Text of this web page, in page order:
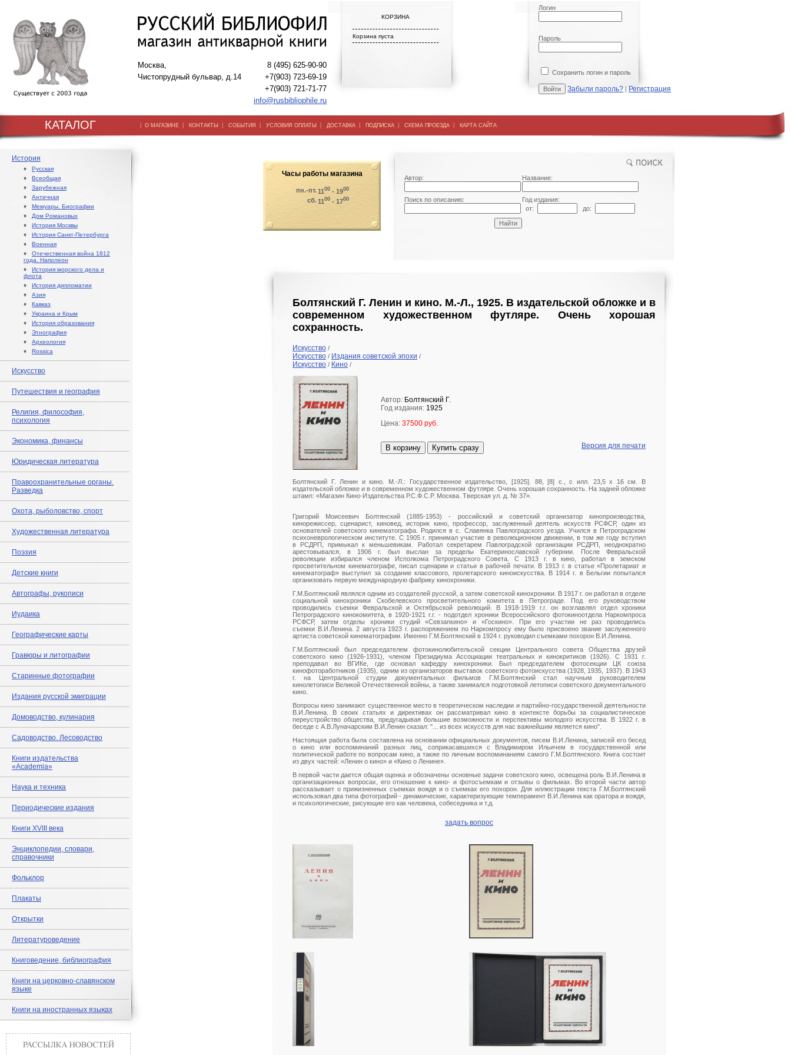
Москва,
Чистопрудный бульвар, д.14
8 (495) 625-90-90
+7(903) 723-69-19
+7(903) 721-71-77
info@rusbibliophile.ru
КОРЗИНА
Корзина пуста
Логин
Пароль
Сохранить логин и пароль
Забыли пароль? | Регистрация
КАТАЛОГ | О МАГАЗИНЕ | КОНТАКТЫ | СОБЫТИЯ | УСЛОВИЯ ОПЛАТЫ | ДОСТАВКА | ПОДПИСКА | СХЕМА ПРОЕЗДА | КАРТА САЙТА
История
♦ Русская
♦ Всеобщая
♦ Зарубежная
♦ Античная
♦ Мемуары. Биографии
♦ Дом Романовых
♦ История Москвы
♦ История Санкт-Петербурга
♦ Военная
♦ Отечественная война 1812
года. Наполеон
♦ История морского дела и
флота
♦ История дипломатии
♦ Азия
♦ Кавказ
♦ Украина и Крым
♦ История образования
♦ Этнография
♦ Археология
♦ Rossica
Искусство
Путешествия и география
Религия, философия,
психология
Экономика, финансы
Юридическая литература
Правоохранительные органы.
Разведка
Охота, рыболовство, спорт
Художественная литература
Поэзия
Детские книги
Автографы, рукописи
Иудаика
Географические карты
Гравюры и литографии
Старинные фотографии
Издания русской эмиграции
Домоводство, кулинария
Садоводство. Лесоводство
Книги издательства
«Academia»
Наука и техника
Периодические издания
Книги XVIII века
Энциклопедии, словари,
справочники
Фольклор
Плакаты
Открытки
Литературоведение
Книговедение, библиография
Книги на церковно-славянском
языке
Книги на иностранных языках
Часы работы магазина
пн.-пт.1100 - 1900
сб.1100 - 1700
Автор: Название:
Поиск по описанию:
Год издания:
от:
до:
Болтянский Г. Ленин и кино. М.-Л., 1925. В издательской обложке и в
современном художественном футляре. Очень хорошая
сохранность.
Искусство /
Искусство / Издания советской эпохи /
Искусство / Кино /
Автор: Болтянский Г.
Год издания: 1925
Цена: 37500 руб.
В корзину Купить сразу Версия для печати
Болтянский Г. Ленин и кино. М.-Л.: Государственное издательство, [1925]. 88, [8] с., с илл. 23,5 х 16 см. В
издательской обложке и в современном художественном футляре. Очень хорошая сохранность. На задней обложке
штамп: «Магазин Кино-Издательства Р.С.Ф.С.Р. Москва. Тверская ул. д. № 37».
Григорий Моисеевич Болтянский (1885-1953) - российский и советский организатор кинопроизводства,
кинорежиссер, сценарист, киновед, историк кино, профессор, заслуженный деятель искусств РСФСР, один из
основателей советского кинематографа. Родился в с. Славянка Павлоградского уезда. Учился в Петроградском
психоневрологическом институте. С 1905 г. принимал участие в революционном движении, в том же году вступил
в РСДРП, примыкал к меньшевикам. Работал секретарем Павлоградской организации РСДРП, неоднократно
арестовывался, в 1906 г. был выслан за пределы Екатеринославской губернии. После Февральской
революции избирался членом Исполкома Петроградского Совета. С 1913 г. в кино, работал в земском
просветительном кинематографе, писал сценарии и статьи в рабочей печати. В 1913 г. в статье «Пролетариат и
кинематограф» выступил за создание классового, пролетарского киноискусства. В 1914 г. в Бельгии попытался
организовать первую международную фабрику кинохроники.
Г.М.Болтянский являлся одним из создателей русской, а затем советской кинохроники. В 1917 г. он работал в отделе
социальной кинохроники Скобелевского просветительного комитета в Петрограде. Под его руководством
проводились съемки Февральской и Октябрьской революций. В 1918-1919 г.г. он возглавлял отдел хроники
Петроградского кинокомитета, в 1920-1921 г.г. - подотдел хроники Всероссийского фотокиноотдела Наркомпроса
РСФСР, затем отделы хроники студий «Севзапкино» и «Госкино». При его участии не раз проводились
съемки В.И.Ленина. 2 августа 1923 г. распоряжением по Наркомпросу ему было присвоено звание заслуженного
артиста советской кинематографии. Именно Г.М.Болтянский в 1924 г. руководил съемками похорон В.И.Ленина.
Г.М.Болтянский был председателем фотокинолюбительской секции Центрального совета Общества друзей
советского кино (1926-1931), членом Президиума Ассоциации театральных и кинокритиков (1926). С 1931 г.
преподавал во ВГИКе, где основал кафедру кинохроники. Был председателем фотосекции ЦК союза
кинофотоработников (1935), одним из организаторов выставок советского фотоискусства (1928, 1935, 1937). В 1943
г. на Центральной студии документальных фильмов Г.М.Болтянский стал научным руководителем
кинолетописи Великой Отечественной войны, а также занимался подготовкой летописи советского документального
кино.
Вопросы кино занимают существенное место в теоретическом наследии и партийно-государственной деятельности
В.И.Ленина. В своих статьях и директивах он рассматривал кино в контексте борьбы за социалистическое
переустройство общества, предугадывая большие возможности и перспективы молодого искусства. В 1922 г. в
беседе с А.В.Луначарским В.И.Ленин сказал: "... из всех искусств для нас важнейшим является кино".
Настоящая работа была составлена на основании официальных документов, писем В.И.Ленина, записей его бесед
о кино или воспоминаний разных лиц, соприкасавшихся с Владимиром Ильичем в государственной или
политической работе по вопросам кино, а также по личным воспоминаниям самого Г.М.Болтянского. Книга состоит
из двух частей: «Ленин о кино» и «Кино о Ленине».
В первой части дается общая оценка и обозначены основные задачи советского кино, освещена роль В.И.Ленина в
организационных вопросах, его отношение к кино- и фотосъемкам и отзывы о фильмах. Во второй части автор
рассказывает о прижизненных съемках вождя и о съемках его похорон. Для иллюстрации текста Г.М.Болтянский
использовал два типа фотографий - динамические, характеризующие темперамент В.И.Ленина как оратора и вождя,
и психологические, рисующие его как человека, собеседника и т.д.
задать вопрос